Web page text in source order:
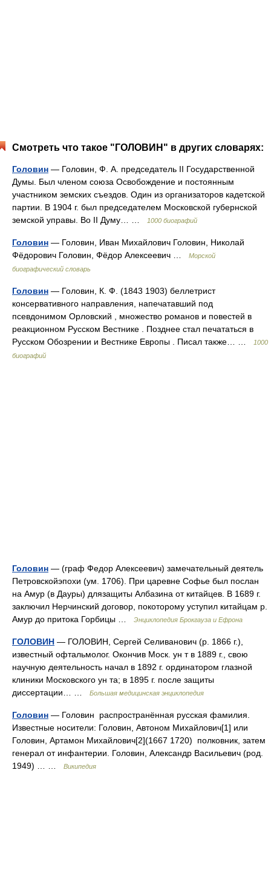
Смотреть что такое "ГОЛОВИН" в других словарях:
Головин — Головин, Ф. А. председатель II Государственной
Думы. Был членом союза Освобождение и постоянным
участником земских съездов. Один из организаторов кадетской
партии. В 1904 г. был председателем Московской губернской
земской управы. Во II Думу… …
1000 биографий
Головин — Головин, Иван Михайлович Головин, Николай
Фёдорович Головин, Фёдор Алексеевич …
Морской
биографический словарь
Головин — Головин, К. Ф. (1843 1903) беллетрист
консервативного направления, напечатавший под
псевдонимом Орловский , множество романов и повестей в
реакционном Русском Вестнике . Позднее стал печататься в
Русском Обозрении и Вестнике Европы . Писал также… …
1000
биографий
Головин — (граф Федор Алексеевич) замечательный деятель
Петровскойэпохи (ум. 1706). При царевне Софье был послан
на Амур (в Дауры) длязащиты Албазина от китайцев. В 1689 г.
заключил Нерчинский договор, покоторому уступил китайцам р.
Амур до притока Горбицы …
Энциклопедия Брокгауза и Ефрона
ГОЛОВИН — ГОЛОВИН, Сергей Селиванович (р. 1866 г.),
известный офтальмолог. Окончив Моск. ун т в 1889 г., свою
научную деятельность начал в 1892 г. ординатором глазной
клиники Московского ун та; в 1895 г. после защиты
диссертации… …
Большая медицинская энциклопедия
Головин — Головин распространённая русская фамилия.
Известные носители: Головин, Автоном Михайлович[1] или
Головин, Артамон Михайлович[2](1667 1720) полковник, затем
генерал от инфантерии. Головин, Александр Васильевич (род.
1949) … …
Википедия